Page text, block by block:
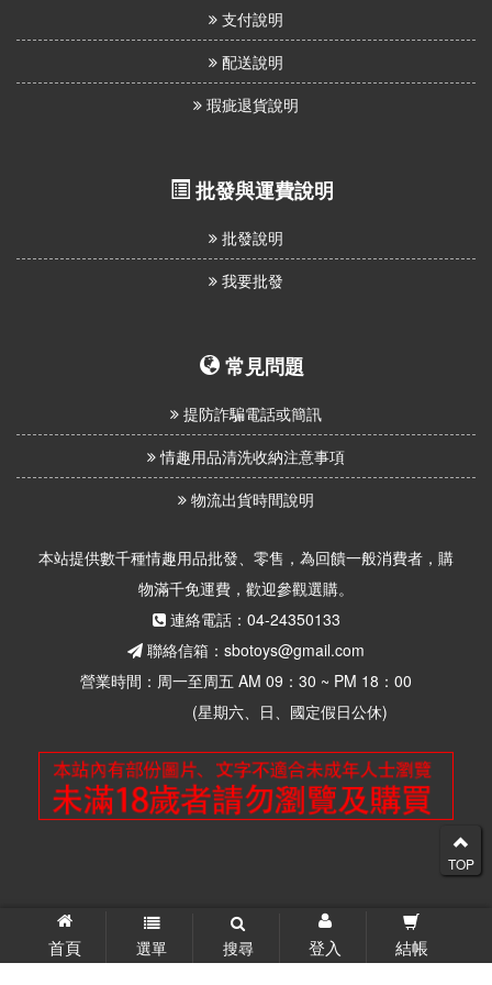
首頁 選單 搜尋 登入 結帳
支付說明
配送說明
瑕疵退貨說明
批發與運費說明
批發說明
我要批發
常見問題
提防詐騙電話或簡訊
情趣用品清洗收納注意事項
物流出貨時間說明
本站提供數千種情趣用品批發、零售，為回饋一般消費者，購
物滿千免運費，歡迎參觀選購。
連絡電話：04-24350133
聯絡信箱：sbotoys@gmail.com
營業時間：周一至周五 AM 09：30 ~ PM 18：00
(星期六、日、國定假日公休)
© 2026 思柏情趣用品批發零售 版權所有
TOP